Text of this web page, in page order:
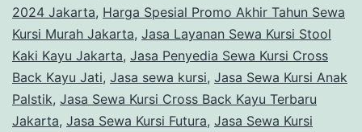
2024 Jakarta, Harga Spesial Promo Akhir Tahun Sewa
Kursi Murah Jakarta, Jasa Layanan Sewa Kursi Stool
Kaki Kayu Jakarta, Jasa Penyedia Sewa Kursi Cross
Back Kayu Jati, Jasa sewa kursi, Jasa Sewa Kursi Anak
Palstik, Jasa Sewa Kursi Cross Back Kayu Terbaru
Jakarta, Jasa Sewa Kursi Futura, Jasa Sewa Kursi